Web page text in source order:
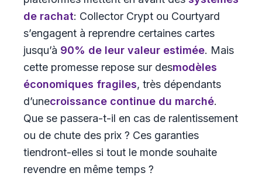
de rachat: Collector Crypt ou Courtyard
s’engagent à reprendre certaines cartes
jusqu’à 90% de leur valeur estimée. Mais
cette promesse repose sur desmodèles
économiques fragiles, très dépendants
d’unecroissance continue du marché.
Que se passera-t-il en cas de ralentissement
ou de chute des prix ? Ces garanties
tiendront-elles si tout le monde souhaite
revendre en même temps ?